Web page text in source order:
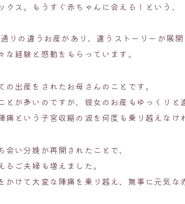
ス。もうすぐ赤ちゃんに会える！という、
りの違うお産があり、違うストーリーが展
経験と感動をもらっています。
出産をされたお母さんのことです。
とが多いのですが、彼女のお産もゆっくりと
痛という子宮収縮の波を何度も乗り越えなけ
い分娩が再開されたことで、
ご夫婦も増えました。
かけて大変な陣痛を乗り越え、無事に元気な